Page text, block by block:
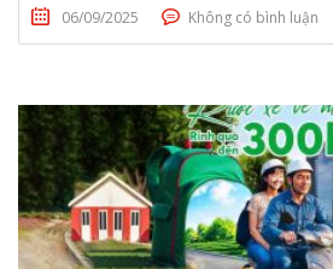
06/09/2025 Không có bình luận